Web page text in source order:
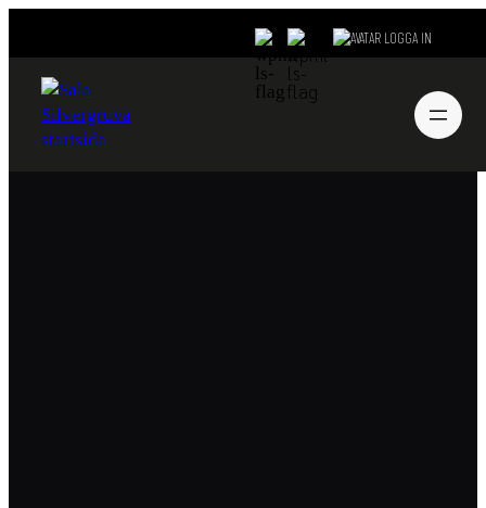
LOGGA IN